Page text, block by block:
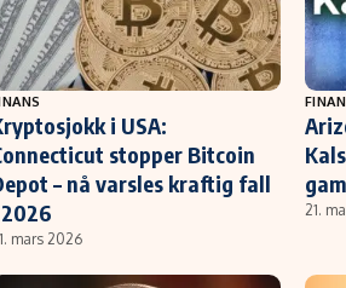
i USA:
stopper Bitcoin
– nå varsles kraftig fall
mars 2026
21.